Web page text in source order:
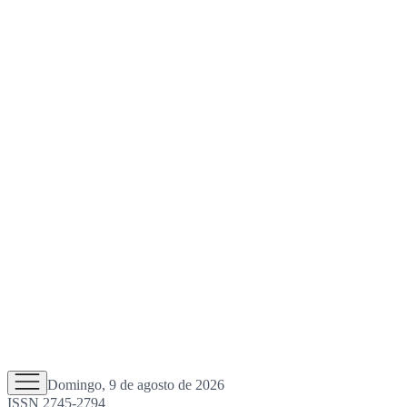
Domingo, 9 de agosto de 2026
ISSN 2745-2794